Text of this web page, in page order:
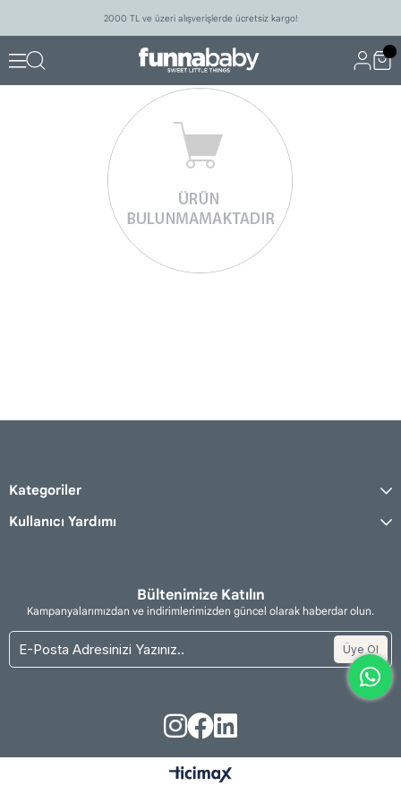
2000 TL ve üzeri alışverişlerde ücretsiz kargo!
Kategoriler
Kullanıcı Yardımı
Bültenimize Katılın
Kampanyalarımızdan ve indirimlerimizden güncel olarak haberdar olun.
Üye Ol